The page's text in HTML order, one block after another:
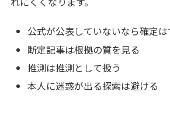
公式が公表していないなら確定
断定記事は根拠の質を見る
推測は推測として扱う
本人に迷惑が出る探索は避ける